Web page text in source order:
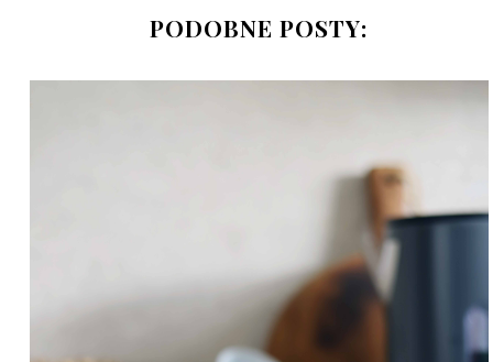
PODOBNE POSTY: